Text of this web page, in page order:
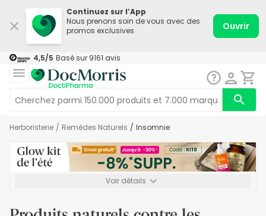
Continuez sur l’App
Nous prenons soin de vous avec des
promos exclusives
Ouvrir
4,5/5 Basé sur 9161 avis
Herboristerie / Remèdes Naturels / Insomnie
Voir détails